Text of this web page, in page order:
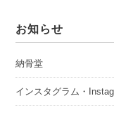
お知らせ
納骨堂
インスタグラム・